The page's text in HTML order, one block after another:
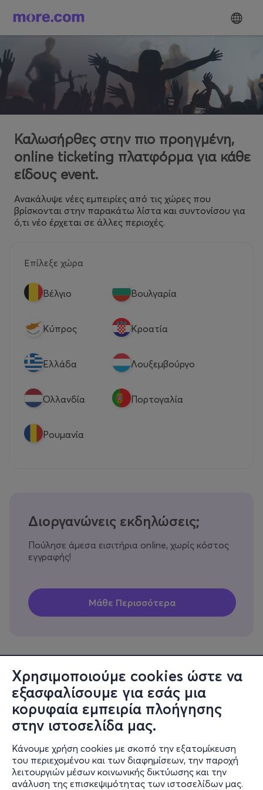
Χρησιμοποιούμε cookies ώστε να
εξασφαλίσουμε για εσάς μια
κορυφαία εμπειρία πλοήγησης
στην ιστοσελίδα μας.
Κάνουμε χρήση cookies με σκοπό την εξατομίκευση
του περιεχομένου και των διαφημίσεων, την παροχή
λειτουργιών μέσων κοινωνικής δικτύωσης και την
ανάλυση της επισκεψιμότητας των ιστοσελίδων μας.
Καλωσήρθες στην πιο προηγμένη,
online ticketing πλατφόρμα για κάθε
είδους event.
Ανακάλυψε νέες εμπειρίες από τις χώρες που
βρίσκονται στην παρακάτω λίστα και συντονίσου για
ό,τι νέο έρχεται σε άλλες περιοχές.
Επίλεξε χώρα
Βέλγιο Βουλγαρία
Κύπρος Κροατία
Eλλάδα Λουξεμβούργο
Ολλανδία Πορτογαλία
Ρουμανία
Διοργανώνεις εκδηλώσεις;
Πούλησε άμεσα εισιτήρια online, χωρίς κόστος
εγγραφής!
Πληροφορίες
Υποστήριξη
Stay Connected